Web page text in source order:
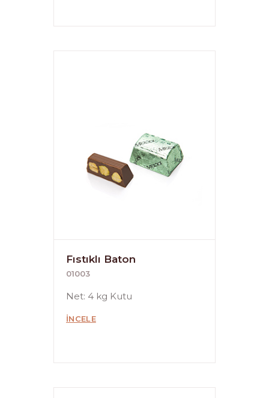
Fıstıklı Baton
01003
Net: 4 kg Kutu
İNCELE